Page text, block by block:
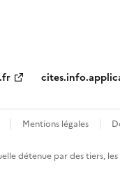
Mentions légales
détenue par des tiers,